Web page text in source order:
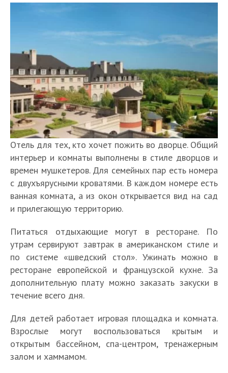
Отель для тех, кто хочет пожить во дворце. Общий
интерьер и комнаты выполнены в стиле дворцов и
времен мушкетеров. Для семейных пар есть номера
с двухъярусными кроватями. В каждом номере есть
ванная комната, а из окон открывается вид на сад
и прилегающую территорию.
Питаться отдыхающие могут в ресторане. По
утрам сервируют завтрак в американском стиле и
по системе «шведский стол». Ужинать можно в
ресторане европейской и французской кухне. За
дополнительную плату можно заказать закуски в
течение всего дня.
Для детей работает игровая площадка и комната.
Взрослые могут воспользоваться крытым и
открытым бассейном, спа-центром, тренажерным
залом и хаммамом.